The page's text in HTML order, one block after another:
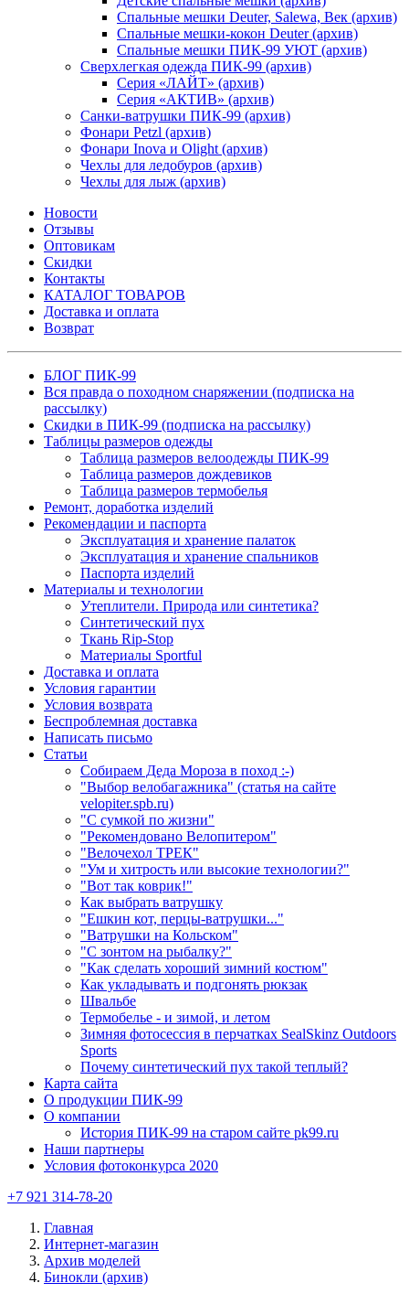
Спальные мешки Deuter, Salewa, Век (архив)
Спальные мешки-кокон Deuter (архив)
Спальные мешки ПИК-99 УЮТ (архив)
Сверхлегкая одежда ПИК-99 (архив)
Серия «ЛАЙТ» (архив)
Серия «АКТИВ» (архив)
Санки-ватрушки ПИК-99 (архив)
Фонари Petzl (архив)
Фонари Inova и Olight (архив)
Чехлы для ледобуров (архив)
Чехлы для лыж (архив)
Новости
Отзывы
Оптовикам
Скидки
Контакты
КАТАЛОГ ТОВАРОВ
Доставка и оплата
Возврат
БЛОГ ПИК-99
Вся правда о походном снаряжении (подписка на
рассылку)
Скидки в ПИК-99 (подписка на рассылку)
Таблицы размеров одежды
Таблица размеров велоодежды ПИК-99
Таблица размеров дождевиков
Таблица размеров термобелья
Ремонт, доработка изделий
Рекомендации и паспорта
Эксплуатация и хранение палаток
Эксплуатация и хранение спальников
Паспорта изделий
Материалы и технологии
Утеплители. Природа или синтетика?
Синтетический пух
Ткань Rip-Stop
Материалы Sportful
Доставка и оплата
Условия гарантии
Условия возврата
Беспроблемная доставка
Написать письмо
Статьи
Собираем Деда Мороза в поход :-)
"Выбор велобагажника" (статья на сайте
velopiter.spb.ru)
"С сумкой по жизни"
"Рекомендовано Велопитером"
"Велочехол ТРЕК"
"Ум и хитрость или высокие технологии?"
"Вот так коврик!"
Как выбрать ватрушку
"Ешкин кот, перцы-ватрушки..."
"Ватрушки на Кольском"
"С зонтом на рыбалку?"
"Как сделать хороший зимний костюм"
Как укладывать и подгонять рюкзак
Швальбе
Термобелье - и зимой, и летом
Зимняя фотосессия в перчатках SealSkinz Outdoors
Sports
Почему синтетический пух такой теплый?
Карта сайта
О продукции ПИК-99
О компании
История ПИК-99 на старом сайте pk99.ru
Наши партнеры
Условия фотоконкурса 2020
+7 921 314-78-20
Главная
Интернет-магазин
Архив моделей
Бинокли (архив)